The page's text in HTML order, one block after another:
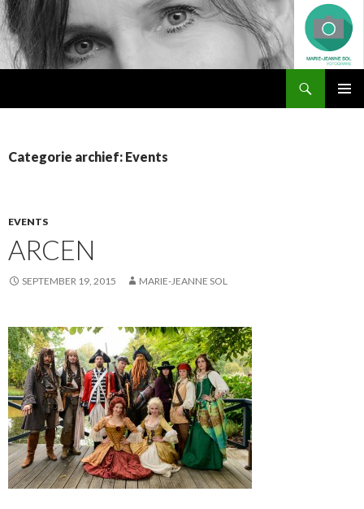
SPRINGEN
Categorie archief: Events
EVENTS
ARCEN
SEPTEMBER 19, 2015 MARIE-JEANNE SOL